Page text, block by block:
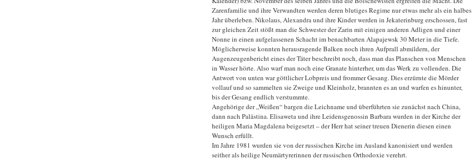
Zarenfamilie und ihre Verwandten werden deren blutiges Regime nur etwas mehr als ein halbes
Jahr überleben. Nikolaus, Alexandra und ihre Kinder werden in Jekaterinburg erschossen, fast
zur gleichen Zeit stößt man die Schwester der Zarin mit einigen anderen Adligen und einer
Nonne in einen aufgelassenen Schacht im benachbarten Alapajewsk 30 Meter in die Tiefe.
Möglicherweise konnten herausragende Balken noch ihren Aufprall abmildern, der
Augenzeugenbericht eines der Täter beschreibt noch, dass man das Planschen von Menschen
in Wasser hörte. Also warf man noch eine Granate hinterher, um das Werk zu vollenden. Die
Antwort von unten war göttlicher Lobpreis und frommer Gesang. Dies erzürnte die Mörder
vollauf und so sammelten sie Zweige und Kleinholz, brannten es an und warfen es hinunter,
bis der Gesang endlich verstummte.
Angehörige der „Weißen“ bargen die Leichname und überführten sie zunächst nach China,
dann nach Palästina. Elisaweta und ihre Leidensgenossin Barbara wurden in der Kirche der
heiligen Maria Magdalena beigesetzt – der Herr hat seiner treuen Dienerin diesen einen
Wunsch erfüllt.
Im Jahre 1981 wurden sie von der russischen Kirche im Ausland kanonisiert und werden
seither als heilige Neumärtyrerinnen der russischen Orthodoxie verehrt.